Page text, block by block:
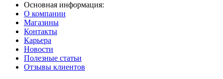
Основная информация:
О компании
Магазины
Контакты
Карьера
Новости
Полезные статьи
Отзывы клиентов